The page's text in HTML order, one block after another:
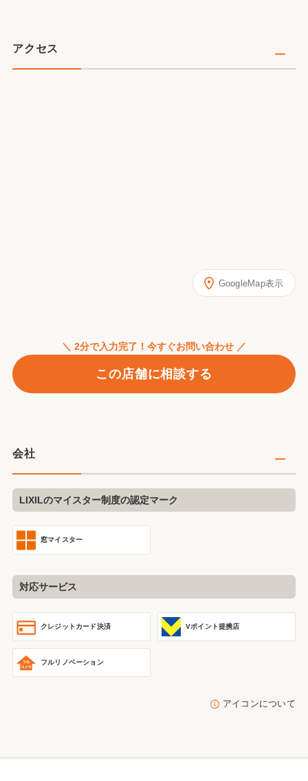
アクセス
GoogleMap表示
＼ 2分で入力完了！今すぐお問い合わせ ／
この店舗に相談する
会社
LIXILのマイスター制度の認定マーク
窓マイスター
対応サービス
クレジットカード決済 Vポイント提携店
フルリノベーション
アイコンについて